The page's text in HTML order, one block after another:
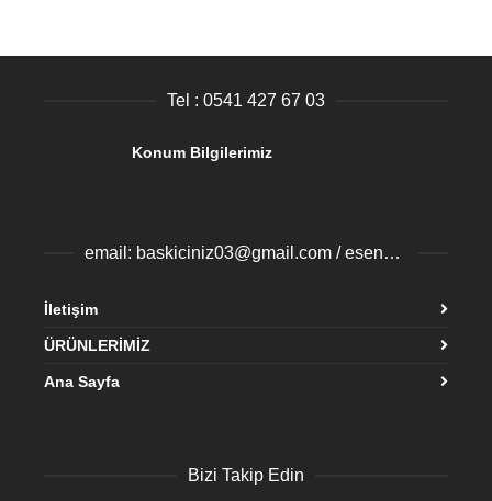
Tel : 0541 427 67 03
Konum Bilgilerimiz
email: baskiciniz03@gmail.com / esenyurtbaski@gmail.com
İletişim
ÜRÜNLERİMİZ
Ana Sayfa
Bizi Takip Edin